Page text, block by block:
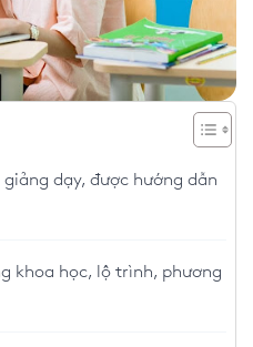
dạy, được hướng dẫn
khoa học, lộ trình, phương